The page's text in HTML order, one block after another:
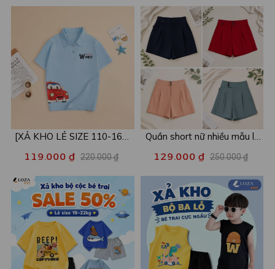
[XẢ KHO LẺ SIZE 110-160]
mẫu - Áo trẻ em từ 15-42kg
- Loza Kids XPL001
119.000 ₫ 220.000 ₫
Quần short nữ nhiều mẫu lẻ
còn 99k/c - Loza XA016
129.000 ₫ 250.000 ₫